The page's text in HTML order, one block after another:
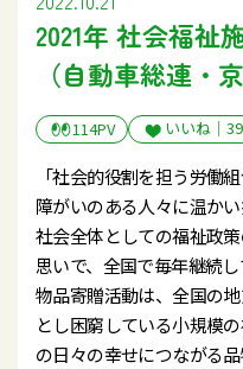
2021年 社会福祉
（自動車総連・
114PV いいね｜ 39
「社会的役割を担う労働
障がいのある人々に温か
社会全体としての福祉政
思いで、全国で毎年継続し
物品寄贈活動は、全国の
とし困窮している小規模
の日々の幸せにつながる